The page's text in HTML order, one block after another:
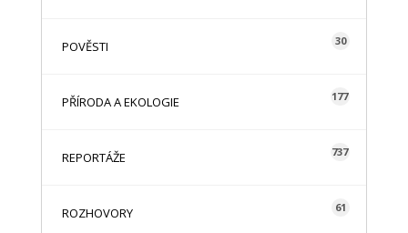
POVĚSTI 30
PŘÍRODA A EKOLOGIE 177
REPORTÁŽE 737
ROZHOVORY 61